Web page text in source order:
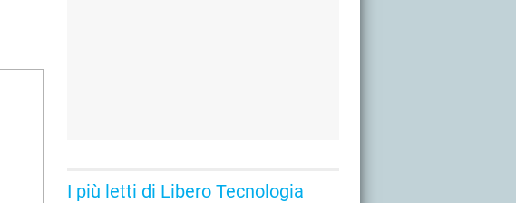
I più letti di Libero Tecnologia